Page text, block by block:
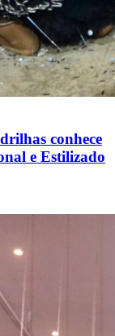
conhece
e Estilizado